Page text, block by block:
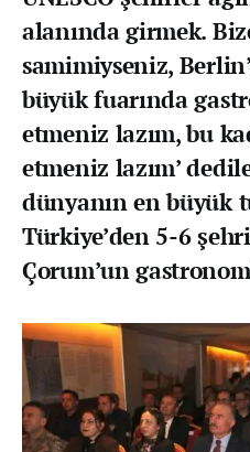
alanında girmek.
samimiyseniz,
büyük fuarında
etmeniz lazım, bu
etmeniz lazım’
dünyanın en büyük
Türkiye’den 5-6
Çorum’un